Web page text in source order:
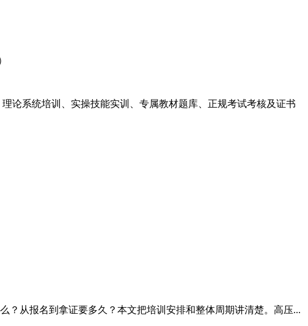
论系统培训、实操技能实训、专属教材题库、正规考试考核及证书
？从报名到拿证要多久？本文把培训安排和整体周期讲清楚。高压...